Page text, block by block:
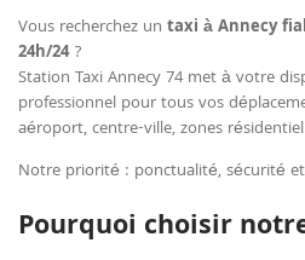
Vous recherchez un taxi à Annecy
24h/24?
Station Taxi Annecy 74 met à votre
professionnel pour tous vos
aéroport, centre-ville, zones
Notre priorité : ponctualité, sécurité
Pourquoi choisir